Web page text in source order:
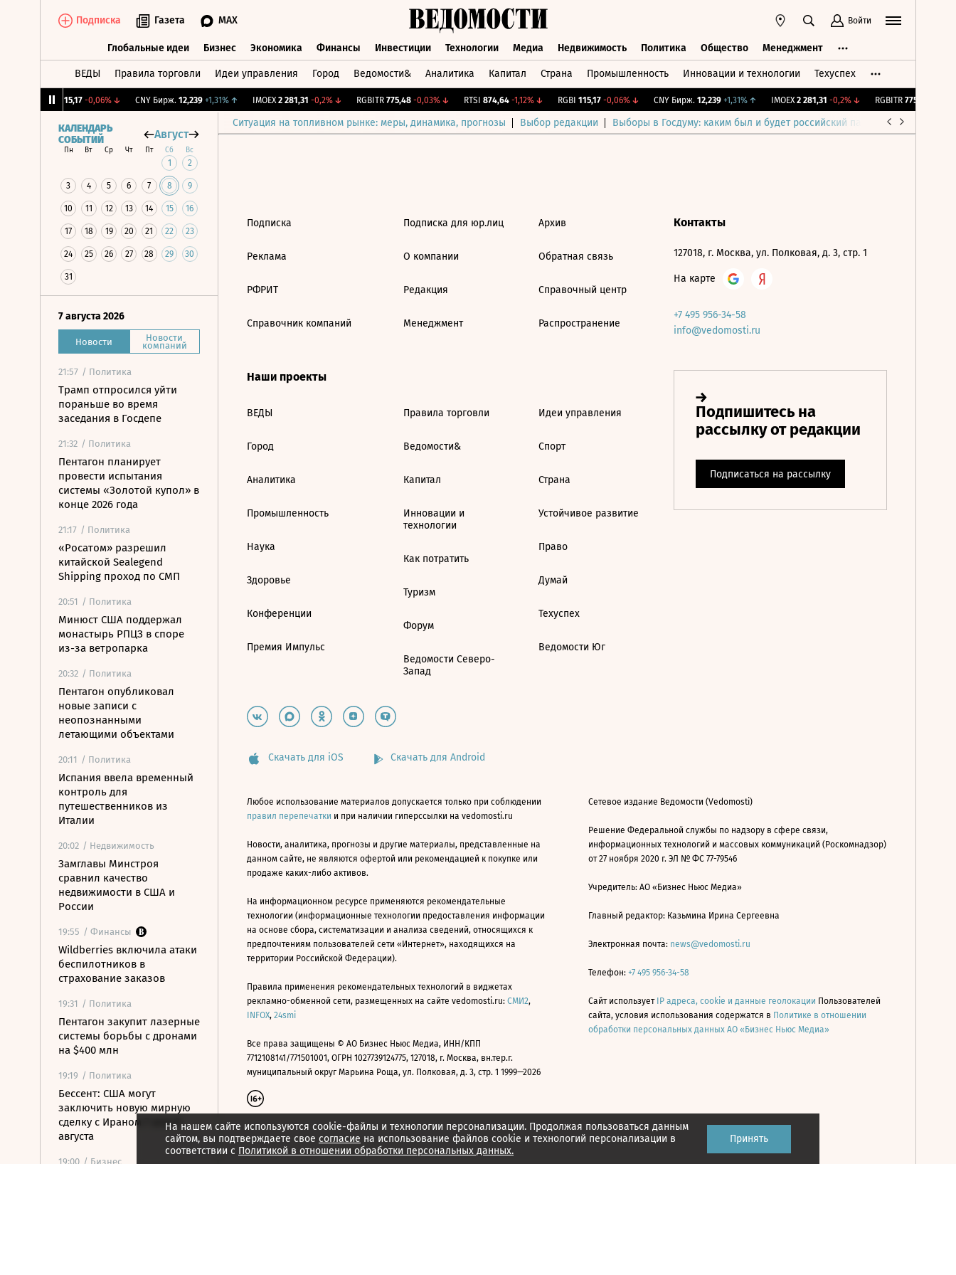
Подписка Газета MAX Войти
Глобальные идеи Бизнес Экономика Финансы Инвестиции Технологии Медиа Недвижимость Политика Общество Менеджмент
ВЕДЫ Правила торговли Идеи управления Город Ведомости& Аналитика Капитал Страна Промышленность Инновации и технологии Техуспех
115,17 -0,06%↓ CNY Бирж. 12,239 +1,31%↑ IMOEX 2 281,31 -0,2%↓ RGBITR 775,48 -0,03%↓ RTSI 874,64 -1,12%↓ RGBI 115,17 -0,06%↓ CNY Бирж. 12,239 +1,31%↑ IMOEX 2 281,31 -0,2%↓ RGBITR 775,48
Ситуация на топливном рынке: меры, динамика, прогнозы Выбор редакции Выборы в Госдуму: каким был и будет российский парламент
КАЛЕНДАРЬ
СОБЫТИЙ
Август
Пн Вт Ср Чт Пт Сб Вс
1 2
3 4 5 6 7 8 9
10 11 12 13 14 15 16
17 18 19 20 21 22 23
24 25 26 27 28 29 30
31
7 августа 2026
Новости Новости
компаний
21:57 / Политика
Трамп отпросился уйти
пораньше во время
заседания в Госдепе
21:32 / Политика
Пентагон планирует
провести испытания
системы «Золотой купол» в
конце 2026 года
21:17 / Политика
«Росатом» разрешил
китайской Sealegend
Shipping проход по СМП
20:51 / Политика
Минюст США поддержал
монастырь РПЦЗ в споре
из-за ветропарка
20:32 / Политика
Пентагон опубликовал
новые записи с
неопознанными
летающими объектами
20:11 / Политика
Испания ввела временный
контроль для
путешественников из
Италии
20:02 / Недвижимость
Замглавы Минстроя
сравнил качество
недвижимости в США и
России
19:55 / Финансы
Wildberries включила атаки
беспилотников в
страхование заказов
19:31 / Политика
Пентагон закупит лазерные
системы борьбы с дронами
на $400 млн
19:19 / Политика
Бессент: США могут
заключить новую мирную
сделку с Ираном 7 или 8
августа
19:00 / Бизнес
На нашем сайте используются cookie-файлы и технологии персонализации. Продолжая пользоваться данным
сайтом, вы подтверждаете свое согласие на использование файлов cookie и технологий персонализации в
соответствии с Политикой в отношении обработки персональных данных.
Принять
Подписка
Реклама
РФРИТ
Справочник компаний
Подписка для юр.лиц
О компании
Редакция
Менеджмент
Архив
Обратная связь
Справочный центр
Распространение
Наши проекты
ВЕДЫ
Город
Аналитика
Промышленность
Наука
Здоровье
Конференции
Премия Импульс
Правила торговли
Ведомости&
Капитал
Инновации и
технологии
Как потратить
Туризм
Форум
Ведомости Северо-
Запад
Идеи управления
Спорт
Страна
Устойчивое развитие
Право
Думай
Техуспех
Ведомости Юг
Контакты
127018, г. Москва, ул. Полковая, д. 3, стр. 1
На карте
+7 495 956-34-58
info@vedomosti.ru
Скачать для iOS Скачать для Android
Любое использование материалов допускается только при соблюдении
правил перепечатки и при наличии гиперссылки на vedomosti.ru
Новости, аналитика, прогнозы и другие материалы, представленные на
данном сайте, не являются офертой или рекомендацией к покупке или
продаже каких-либо активов.
На информационном ресурсе применяются рекомендательные
технологии (информационные технологии предоставления информации
на основе сбора, систематизации и анализа сведений, относящихся к
предпочтениям пользователей сети «Интернет», находящихся на
территории Российской Федерации).
Правила применения рекомендательных технологий в виджетах
рекламно-обменной сети, размещенных на сайте vedomosti.ru: СМИ2,
INFOX, 24smi
Все права защищены © АО Бизнес Ньюс Медиа, ИНН/КПП
7712108141/771501001, ОГРН 1027739124775, 127018, г. Москва, вн.тер.г.
муниципальный округ Марьина Роща, ул. Полковая, д. 3, стр. 1 1999—2026
Сетевое издание Ведомости (Vedomosti)
Решение Федеральной службы по надзору в сфере связи,
информационных технологий и массовых коммуникаций (Роскомнадзор)
от 27 ноября 2020 г. ЭЛ № ФС 77-79546
Учредитель: АО «Бизнес Ньюс Медиа»
Главный редактор: Казьмина Ирина Сергеевна
Электронная почта: news@vedomosti.ru
Телефон: +7 495 956-34-58
Сайт использует IP адреса, cookie и данные геолокации Пользователей
сайта, условия использования содержатся в Политике в отношении
обработки персональных данных АО «Бизнес Ньюс Медиа»